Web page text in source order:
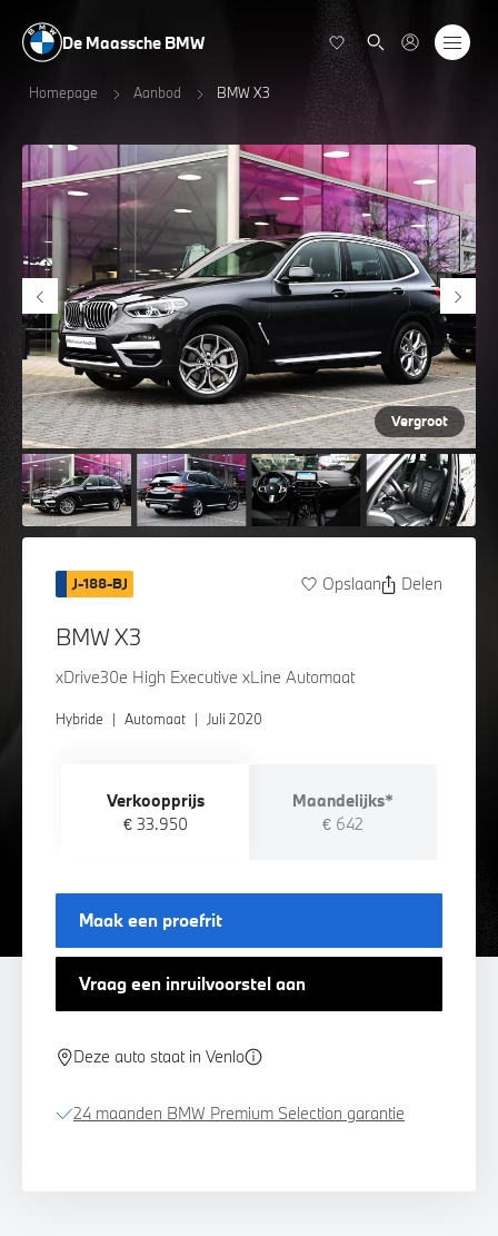
De Maassche BMW
Homepage Aanbod BMW X3
Vergroot
J-188-BJ Opslaan Delen
BMW X3
xDrive30e High Executive xLine Automaat
Hybride | Automaat | Juli 2020
Verkoopprijs
€ 33.950
Maandelijks*
€ 642
Maak een proefrit
Vraag een inruilvoorstel aan
Deze auto staat in Venlo
24 maanden BMW Premium Selection garantie